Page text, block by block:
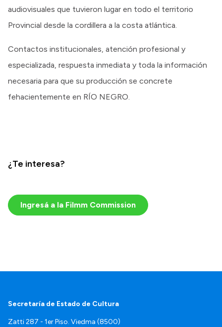
audiovisuales que tuvieron lugar en todo el territorio
Provincial desde la cordillera a la costa atlántica.
Contactos institucionales, atención profesional y
especializada, respuesta inmediata y toda la información
necesaria para que su producción se concrete
fehacientemente en RÍO NEGRO.
¿Te interesa?
Ingresá a la Filmm Commission
Secretaría de Estado de Cultura
Zatti 287 - 1er Piso. Viedma (8500)